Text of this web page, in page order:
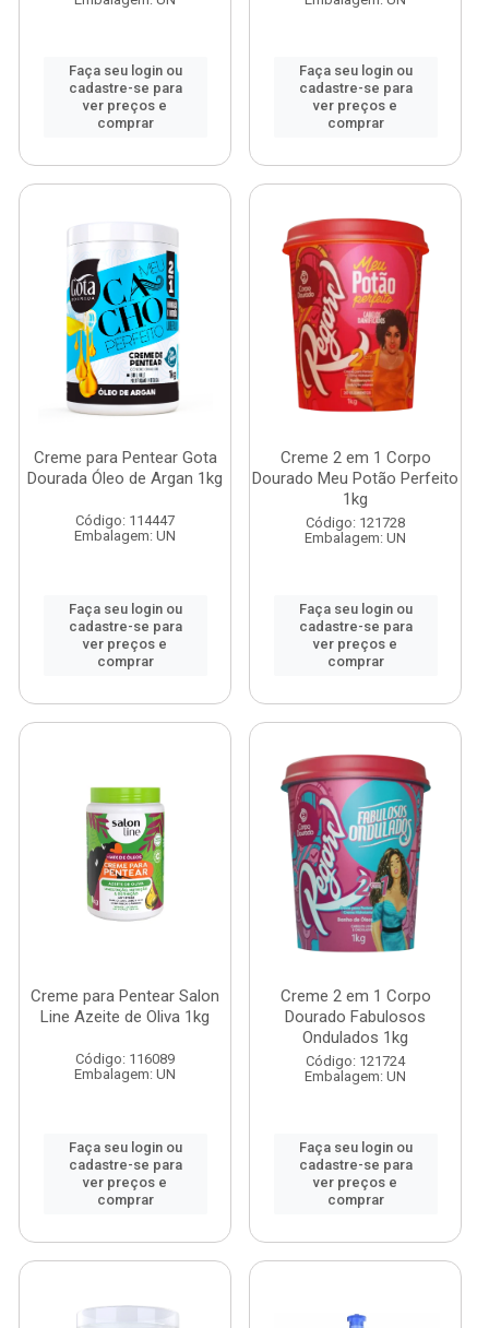
Faça seu login ou
cadastre-se para
ver preços e
comprar
Faça seu login ou
cadastre-se para
ver preços e
comprar
Creme para Pentear Gota
Dourada Óleo de Argan 1kg
Código: 114447
Embalagem: UN
Faça seu login ou
cadastre-se para
ver preços e
comprar
Creme 2 em 1 Corpo
Dourado Meu Potão Perfeito
1kg
Código: 121728
Embalagem: UN
Faça seu login ou
cadastre-se para
ver preços e
comprar
Creme para Pentear Salon
Line Azeite de Oliva 1kg
Código: 116089
Embalagem: UN
Faça seu login ou
cadastre-se para
ver preços e
comprar
Creme 2 em 1 Corpo
Dourado Fabulosos
Ondulados 1kg
Código: 121724
Embalagem: UN
Faça seu login ou
cadastre-se para
ver preços e
comprar